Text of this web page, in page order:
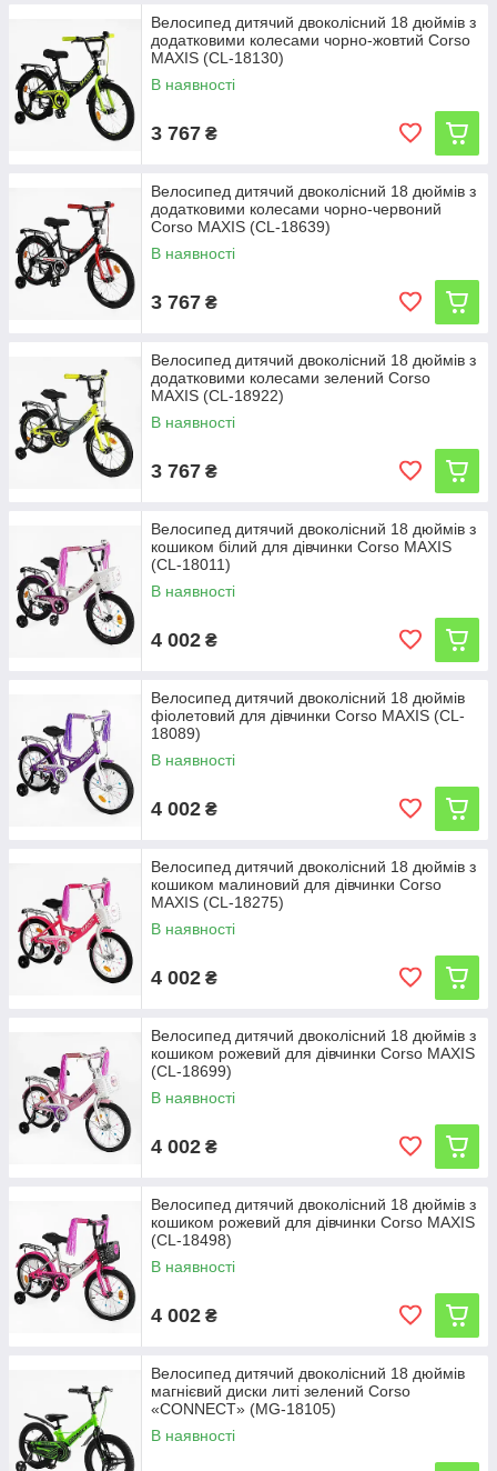
Велосипед дитячий двоколісний 18 дюймів з
додатковими колесами чорно-жовтий Corso
MAXIS (CL-18130)
В наявності
3 767 ₴
Велосипед дитячий двоколісний 18 дюймів з
додатковими колесами чорно-червоний
Corso MAXIS (CL-18639)
В наявності
3 767 ₴
Велосипед дитячий двоколісний 18 дюймів з
додатковими колесами зелений Corso
MAXIS (CL-18922)
В наявності
3 767 ₴
Велосипед дитячий двоколісний 18 дюймів з
кошиком білий для дівчинки Corso MAXIS
(CL-18011)
В наявності
4 002 ₴
Велосипед дитячий двоколісний 18 дюймів
фіолетовий для дівчинки Corso MAXIS (CL-
18089)
В наявності
4 002 ₴
Велосипед дитячий двоколісний 18 дюймів з
кошиком малиновий для дівчинки Corso
MAXIS (CL-18275)
В наявності
4 002 ₴
Велосипед дитячий двоколісний 18 дюймів з
кошиком рожевий для дівчинки Corso MAXIS
(CL-18699)
В наявності
4 002 ₴
Велосипед дитячий двоколісний 18 дюймів з
кошиком рожевий для дівчинки Corso MAXIS
(CL-18498)
В наявності
4 002 ₴
Велосипед дитячий двоколісний 18 дюймів
магнієвий диски литі зелений Corso
«CONNECT» (MG-18105)
В наявності